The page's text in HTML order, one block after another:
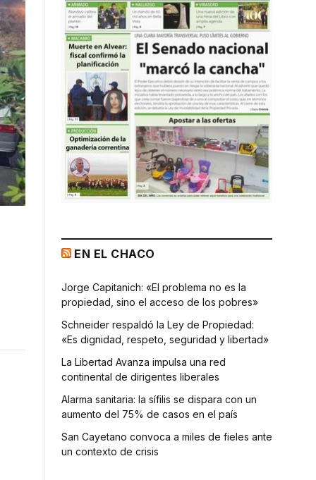
EN EL CHACO
Jorge Capitanich: «El problema no es la
propiedad, sino el acceso de los pobres»
Schneider respaldó la Ley de Propiedad:
«Es dignidad, respeto, seguridad y libertad»
La Libertad Avanza impulsa una red
continental de dirigentes liberales
Alarma sanitaria: la sífilis se dispara con un
aumento del 75% de casos en el país
San Cayetano convoca a miles de fieles ante
un contexto de crisis